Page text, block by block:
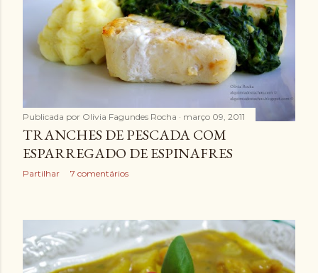
Publicada por Olivia Fagundes Rocha março 09, 2011
TRANCHES DE PESCADA COM
ESPARREGADO DE ESPINAFRES
Partilhar 7 comentários